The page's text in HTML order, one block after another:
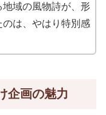
域の風物詩が、形
は、やはり特別感
企画の魅力